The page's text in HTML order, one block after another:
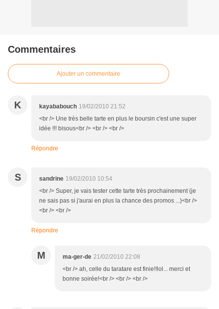
Commentaires
Ajouter un commentaire
K kayababouch 19/02/2010 21:52
<br /> Une très belle tarte en plus le boursin c'est une super
idée !!! bisous<br /> <br /> <br />
Répondre
S sandrine 19/02/2010 10:54
<br /> Super, je vais tester cette tarte très prochainement (je
ne sais pas si j'aurai en plus la chance des promos ...)<br />
<br /> <br />
Répondre
M ma-ger-de 21/02/2010 22:08
<br /> ah, celle du taratare est finie!!lol... merci et
bonne soirée!<br /> <br /> <br />